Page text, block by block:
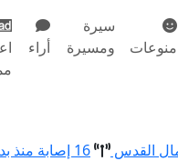
منوعات
سيرة
ومسيرة
أراء
القدس
16 إصابة